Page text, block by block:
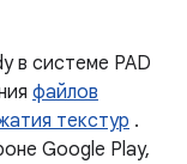
в системе PAD
файлов
текстур .
Google Play,